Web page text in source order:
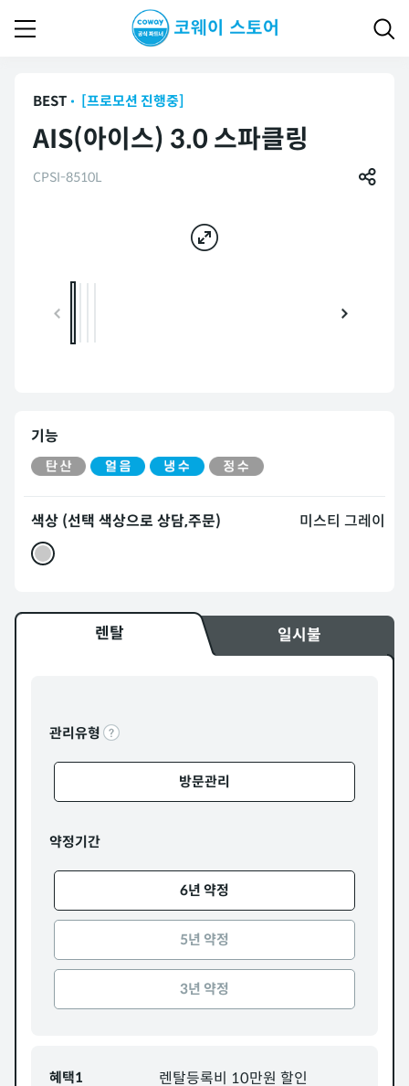
BEST [프로모션 진행중]
AIS(아이스) 3.0 스파클링
CPSI-8510L
기능
색상 (선택 색상으로 상담,주문) 미스티 그레이
렌탈 일시불
관리유형
방문관리
약정기간
6년 약정
5년 약정
3년 약정
혜택1 렌탈등록비 10만원 할인